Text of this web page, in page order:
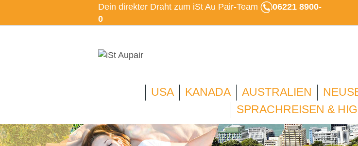
Dein direkter Draht zum iSt Au Pair-Team
06221 8900-
0
USA KANADA AUSTRALIEN
SPRACHREISEN &